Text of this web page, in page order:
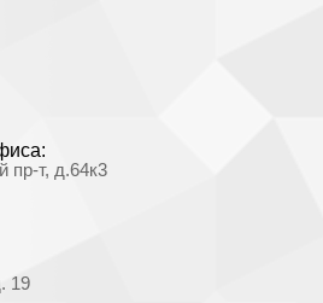
пр-т, д.64к3
19